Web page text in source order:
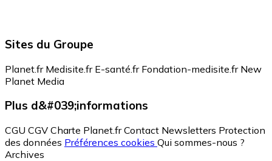
Sites du Groupe
Planet.fr Medisite.fr E-santé.fr Fondation-medisite.fr New
Planet Media
Plus d&#039;informations
CGU CGV Charte Planet.fr Contact Newsletters Protection
des données Préférences cookies Qui sommes-nous ?
Archives